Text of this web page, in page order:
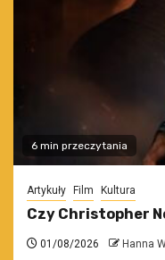
6 min przeczytania
Artykuły Film Kultura
Czy Christopher
01/08/2026 Hanna